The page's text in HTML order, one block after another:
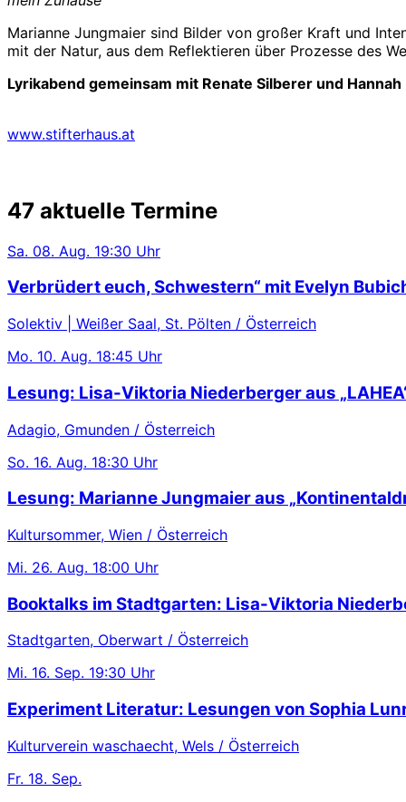
Marianne Jungmaier sind Bilder von großer Kraft und
mit der Natur, aus dem Reflektieren über Prozesse des
Lyrikabend gemeinsam mit Renate Silberer und Hannah
www.stifterhaus.at
47 aktuelle Termine
Sa. 08. Aug. 19:30 Uhr
Verbrüdert euch, Schwestern“ mit Evelyn
Solektiv | Weißer Saal, St. Pölten / Österreich
Mo. 10. Aug. 18:45 Uhr
Lesung: Lisa-Viktoria Niederberger aus
Adagio, Gmunden / Österreich
So. 16. Aug. 18:30 Uhr
Lesung: Marianne Jungmaier aus
Kultursommer, Wien / Österreich
Mi. 26. Aug. 18:00 Uhr
Booktalks im Stadtgarten: Lisa-Viktoria
Stadtgarten, Oberwart / Österreich
Mi. 16. Sep. 19:30 Uhr
Experiment Literatur: Lesungen von Sophia
Kulturverein waschaecht, Wels / Österreich
Fr. 18. Sep.